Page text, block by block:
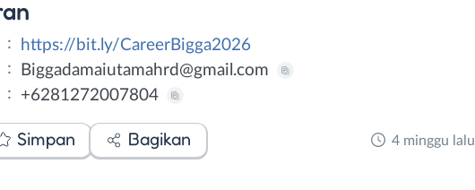
:
https://bit.ly/CareerBigga2026
:
Biggadamaiutamahrd@gmail.com
: +6281272007804
Simpan Bagikan 4 minggu lalu